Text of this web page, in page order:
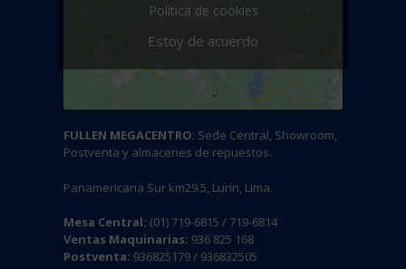
Política de cookies
Estoy de acuerdo
FULLEN MEGACENTRO: Sede Central, Showroom,
Postventa y almacenes de repuestos.
Panamericana Sur km29.5, Lurín, Lima.
Mesa Central: (01) 719-6815 / 719-6814
Ventas Maquinarias: 936 825 168
Postventa: 936825179 / 936832505